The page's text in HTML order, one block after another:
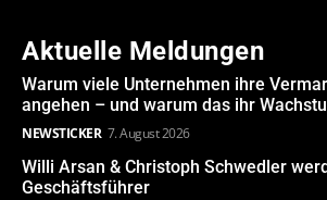
Aktuelle Meldungen
Warum viele Unternehmen ihre
angehen – und warum das ihr
NEWSTICKER 7. August 2026
Willi Arsan & Christoph Schwedler
Geschäftsführer